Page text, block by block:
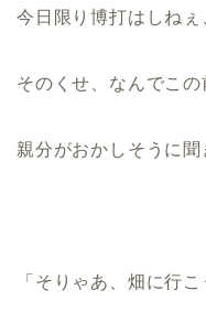
今日限り博打はしねぇ
そのくせ、なんでこの
親分がおかしそうに聞
「そりゃあ、畑に行